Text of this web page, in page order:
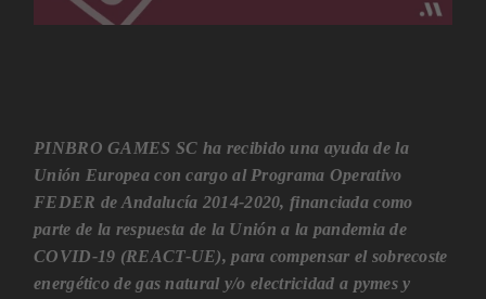
PINBRO GAMES SC ha recibido una ayuda de la
Unión Europea con cargo al Programa Operativo
FEDER de Andalucía 2014-2020, financiada como
parte de la respuesta de la Unión a la pandemia de
COVID-19 (REACT-UE), para compensar el sobrecoste
energético de gas natural y/o electricidad a pymes y